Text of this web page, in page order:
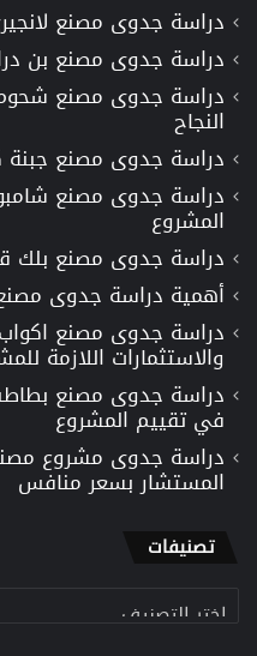
دراسة جدوى مصنع
دراسة جدوى مصنع بن
دراسة جدوى مصنع شحوم
النجاح
دراسة جدوى مصنع جبنة
دراسة جدوى مصنع
المشروع
دراسة جدوى مصنع بلك
أهمية دراسة جدوى
دراسة جدوى مصنع
والاستثمارات اللازمة
دراسة جدوى مصنع
في تقييم المشروع
دراسة جدوى مشروع
المستشار بسعر منافس
تصنيفات
تصنيفات